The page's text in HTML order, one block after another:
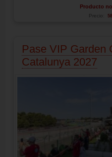
Producto
Precio:
Pase VIP Garden
Catalunya 2027